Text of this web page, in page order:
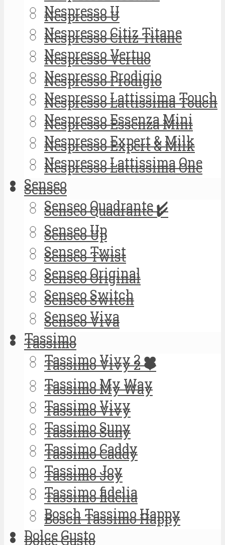
Nespresso U
Nespresso Citiz Titane
Nespresso Vertuo
Nespresso Prodigio
Nespresso Lattissima Touch
Nespresso Essenza Mini
Nespresso Expert & Milk
Nespresso Lattissima One
Senseo
Senseo Quadrante ✔️
Senseo Up
Senseo Twist
Senseo Original
Senseo Switch
Senseo Viva
Tassimo
Tassimo Vivy 2 ❤️
Tassimo My Way
Tassimo Vivy
Tassimo Suny
Tassimo Caddy
Tassimo Joy
Tassimo fidelia
Bosch Tassimo Happy
Dolce Gusto
Nespresso U
Nespresso Citiz Titane
Nespresso Vertuo
Nespresso Prodigio
Nespresso Lattissima Touch
Nespresso Essenza Mini
Nespresso Expert & Milk
Nespresso Lattissima One
Senseo
Senseo Quadrante ✔️
Senseo Up
Senseo Twist
Senseo Original
Senseo Switch
Senseo Viva
Tassimo
Tassimo Vivy 2 ❤️
Tassimo My Way
Tassimo Vivy
Tassimo Suny
Tassimo Caddy
Tassimo Joy
Tassimo fidelia
Bosch Tassimo Happy
Dolce Gusto